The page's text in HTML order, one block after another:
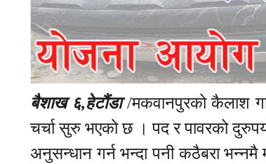
बैशाख ६,हेटौंडा/मकवानपुरको कैलाश
चर्चा सुरु भएको छ । पद र पावरको
अनुसन्धान गर्न भन्दा पनी कठैबरा